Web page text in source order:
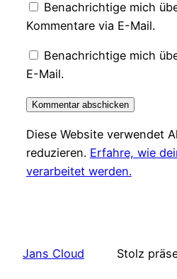
Benachrichtige mich
Kommentare via E-Mail.
Benachrichtige mich
E-Mail.
Diese Website verwendet
reduzieren. Erfahre, wie
verarbeitet werden.
Jans Cloud Stolz